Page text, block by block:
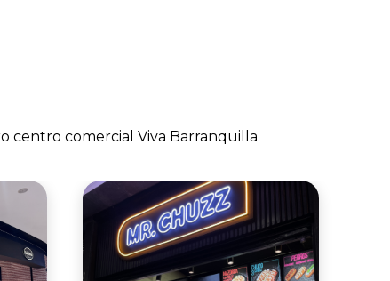
a
en la
centro comercial Viva Barranquilla